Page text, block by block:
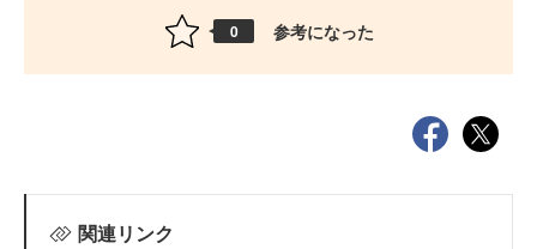
0 参考になった
関連リンク